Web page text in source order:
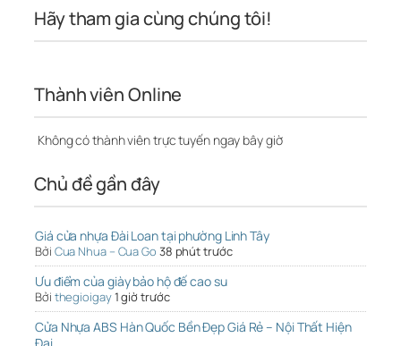
Hãy tham gia cùng chúng tôi!
Thành viên Online
Không có thành viên trực tuyến ngay bây giờ
Chủ đề gần đây
Giá cửa nhựa Đài Loan tại phường Linh Tây
Bởi Cua Nhua – Cua Go 38 phút trước
Ưu điểm của giày bảo hộ đế cao su
Bởi thegioigay1 giờ trước
Cửa Nhựa ABS Hàn Quốc Bền Đẹp Giá Rẻ – Nội Thất Hiện